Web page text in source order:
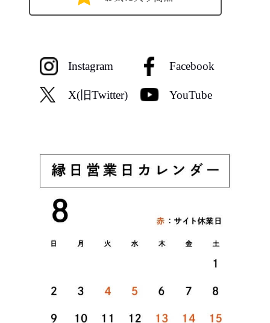
Instagram Facebook
X(旧Twitter) YouTube